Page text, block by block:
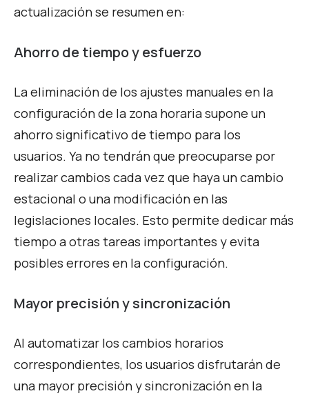
actualización se resumen en:
Ahorro de tiempo y esfuerzo
La eliminación de los ajustes manuales en la
configuración de la zona horaria supone un
ahorro significativo de tiempo para los
usuarios. Ya no tendrán que preocuparse por
realizar cambios cada vez que haya un cambio
estacional o una modificación en las
legislaciones locales. Esto permite dedicar más
tiempo a otras tareas importantes y evita
posibles errores en la configuración.
Mayor precisión y sincronización
Al automatizar los cambios horarios
correspondientes, los usuarios disfrutarán de
una mayor precisión y sincronización en la